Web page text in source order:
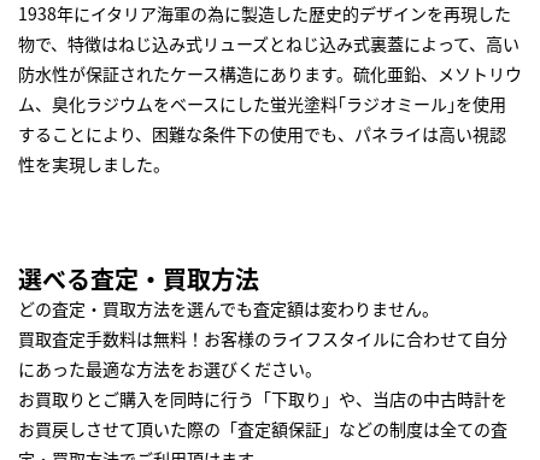
1938年にイタリア海軍の為に製造した歴史的デザインを再現した
物で、特徴はねじ込み式リューズとねじ込み式裏蓋によって、高い
防水性が保証されたケース構造にあります。硫化亜鉛、メソトリウ
ム、臭化ラジウムをベースにした蛍光塗料｢ラジオミール｣を使用
することにより、困難な条件下の使用でも、パネライは高い視認
性を実現しました。
選べる査定・買取方法
どの査定・買取方法を選んでも査定額は変わりません。
買取査定手数料は無料！お客様のライフスタイルに合わせて自分
にあった最適な方法をお選びください。
お買取りとご購入を同時に行う「下取り」や、当店の中古時計を
お買戻しさせて頂いた際の「査定額保証」などの制度は全ての査